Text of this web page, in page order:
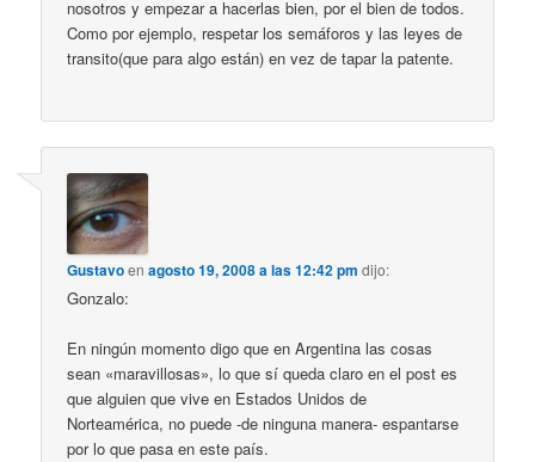
nosotros y empezar a hacerlas bien, por el bien de todos.
Como por ejemplo, respetar los semáforos y las leyes de
transito(que para algo están) en vez de tapar la patente.
Gustavoenagosto 19, 2008 a las 12:42 pm dijo:
Gonzalo:
En ningún momento digo que en Argentina las cosas
sean «maravillosas», lo que sí queda claro en el post es
que alguien que vive en Estados Unidos de
Norteamérica, no puede -de ninguna manera- espantarse
por lo que pasa en este país.